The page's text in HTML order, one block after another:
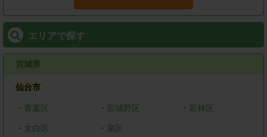
エリアで探す
宮城県
仙台市
・ 青葉区 ・ 宮城野区 ・ 若林区
・ 太白区 ・ 泉区